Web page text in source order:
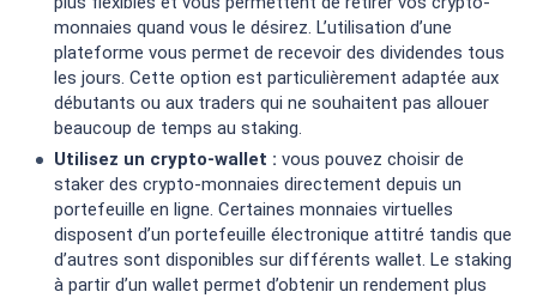
monnaies quand vous le désirez. L’utilisation d’une
plateforme vous permet de recevoir des dividendes tous
les jours. Cette option est particulièrement adaptée aux
débutants ou aux traders qui ne souhaitent pas allouer
beaucoup de temps au staking.
Utilisez un crypto-wallet : vous pouvez choisir de
staker des crypto-monnaies directement depuis un
portefeuille en ligne. Certaines monnaies virtuelles
disposent d’un portefeuille électronique attitré tandis que
d’autres sont disponibles sur différents wallet. Le staking
à partir d’un wallet permet d’obtenir un rendement plus